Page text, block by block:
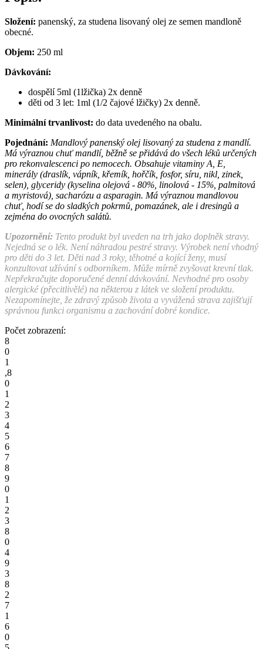
Složení: panenský, za studena lisovaný olej ze semen mandloně
obecné.
Objem: 250 ml
Dávkování:
dospělí 5ml (1lžička) 2x denně
děti od 3 let: 1ml (1/2 čajové lžičky) 2x denně.
Minimální trvanlivost: do data uvedeného na obalu.
Pojednání: Mandlový panenský olej lisovaný za studena z mandlí.
Má výraznou chuť mandlí, běžně se přidává do všech léků určených
pro rekonvalescenci po nemocech. Obsahuje vitaminy A, E,
minerály (draslík, vápník, křemík, hořčík, fosfor, síru, nikl, zinek,
selen), glyceridy (kyselina olejová - 80%, linolová - 15%, palmitová
a myristová), sacharózu a asparagin. Má výraznou mandlovou
chuť, hodí se do sladkých pokrmů, pomazánek, ale i dresingů a
zejména do ovocných salátů.
Upozornění: Tento produkt byl uveden na trh jako doplněk stravy.
Nejedná se o lék. Není náhradou pestré stravy. Výrobek není vhodný
pro děti do 3 let. Děti nad 3 roky, těhotné a kojící ženy, musí
konzultovat užívání s odborníkem. Může mírně zvyšovat krevní tlak.
Nepřekračujte doporučené denní dávkování. Nevhodné pro osoby
alergické (přecitlivělé) na některou z látek ve složení produktu.
Nezapomínejte, že zdravý způsob života a vyvážená strava zajišťují
správnou funkci organismu a zachování dobré kondice.
Počet zobrazení:
8
0
1
,8
0
1
2
3
4
5
6
7
8
9
0
1
2
3
8
0
4
9
3
8
2
7
1
6
0